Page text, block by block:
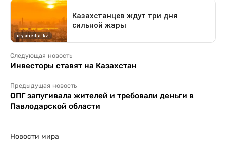
Следующая новость
Инвесторы ставят на Казахстан
Предыдущая новость
ОПГ запугивала жителей и требовали деньги в
Павлодарской области
Новости мира